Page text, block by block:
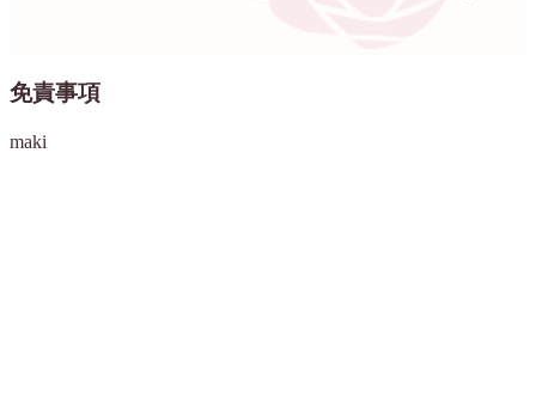
免責事項
maki